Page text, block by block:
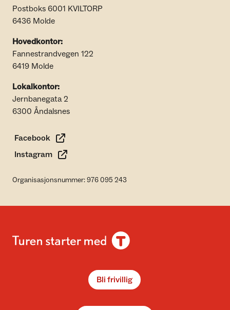
Postboks 6001 KVILTORP
6436 Molde
Hovedkontor:
Fannestrandvegen 122
6419 Molde
Lokalkontor:
Jernbanegata 2
6300 Åndalsnes
Facebook
Instagram
Organisasjonsnummer: 976 095 243
Bli frivillig